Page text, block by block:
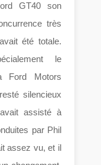
GT40 son
très
été totale.
le
Ford Motors
silencieux
assisté à
par Phil
assez vu, et il